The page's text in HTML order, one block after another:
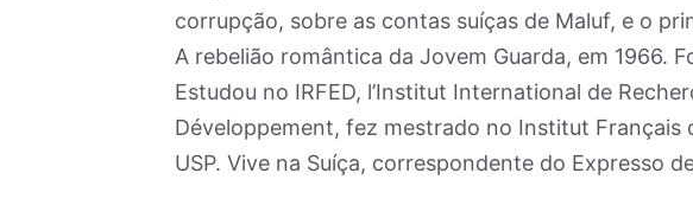
corrupção, sobre as contas suíças de Maluf, e o
A rebelião romântica da Jovem Guarda, em 1966.
Estudou no IRFED, l’Institut International de
Développement, fez mestrado no Institut Français
USP. Vive na Suíça, correspondente do Expresso